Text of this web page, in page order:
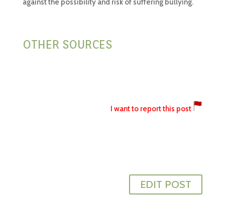
against the possibility and risk of suffering bullying.
OTHER SOURCES
I want to report this post
EDIT POST